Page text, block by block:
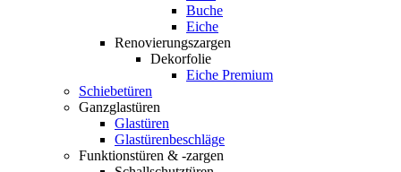
Buche
Eiche
Renovierungszargen
Dekorfolie
Eiche Premium
Schiebetüren
Ganzglastüren
Glastüren
Glastürenbeschläge
Funktionstüren & -zargen